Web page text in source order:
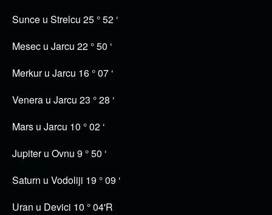
Sunce u Strelcu 25 ° 52 ‘
Mesec u Jarcu 22 ° 50 ‘
Merkur u Jarcu 16 ° 07 ‘
Venera u Jarcu 23 ° 28 ‘
Mars u Jarcu 10 ° 02 ‘
Jupiter u Ovnu 9 ° 50 ‘
Saturn u Vodoliji 19 ° 09 ‘
Uran u Devici 10 ° 04'R